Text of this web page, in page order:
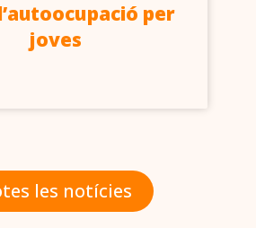
per
joves
les notícies